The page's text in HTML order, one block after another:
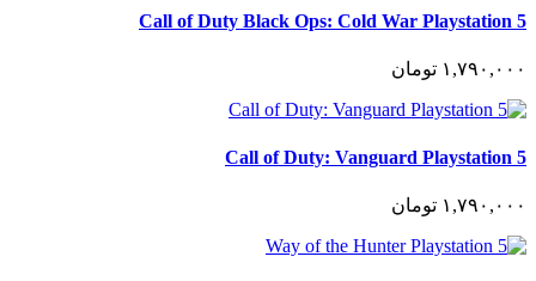
Call of Duty Black Ops: Cold War Playstation 5
١,٧٩٠,٠٠٠ تومان
Call of Duty: Vanguard Playstation 5
١,٧٩٠,٠٠٠ تومان